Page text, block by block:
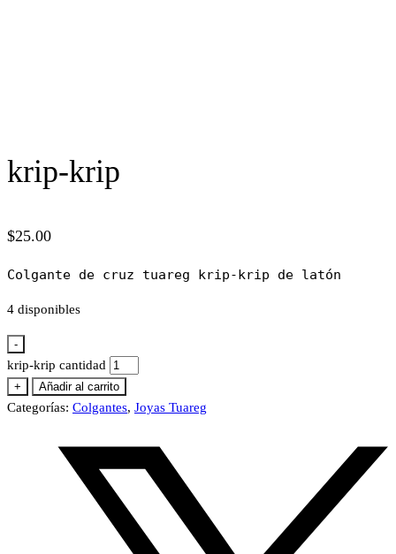
krip-krip
$25.00
Colgante de cruz tuareg krip-krip de latón
4 disponibles
-
krip-krip cantidad
+ Añadir al carrito
Categorías: Colgantes, Joyas Tuareg